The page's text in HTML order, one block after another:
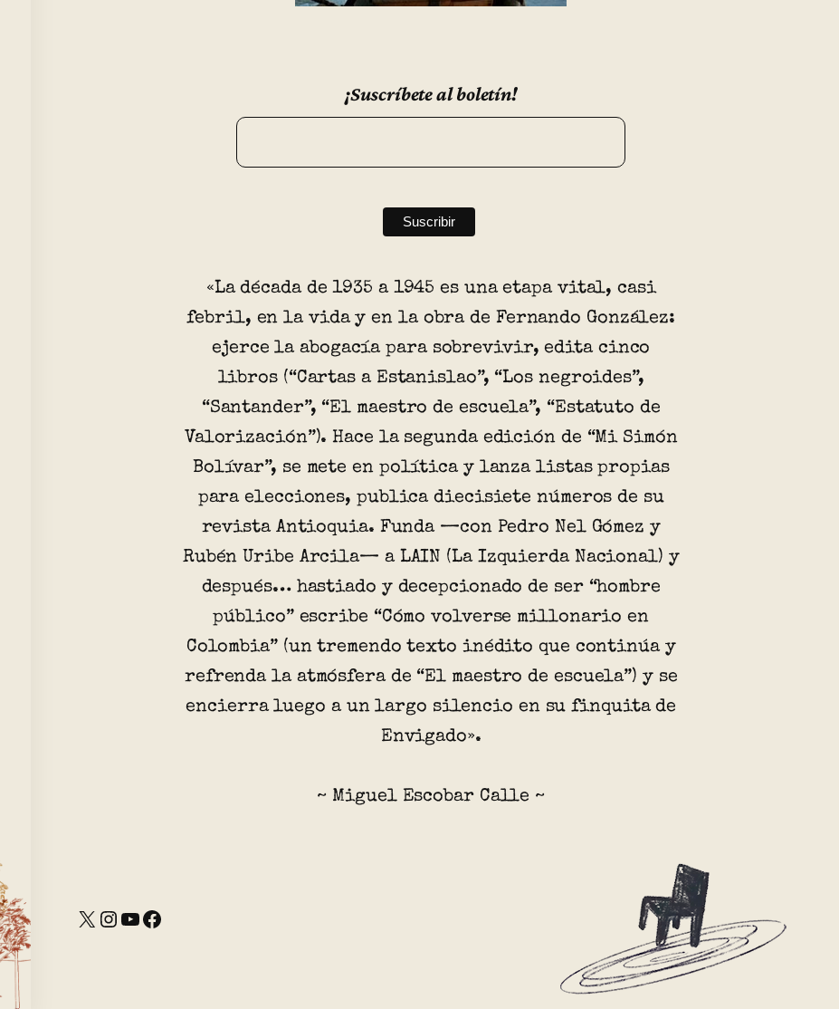
¡Suscríbete al boletín!
«La década de 1935 a 1945 es una etapa vital, casi
febril, en la vida y en la obra de Fernando González:
ejerce la abogacía para sobrevivir, edita cinco
libros (“Cartas a Estanislao”, “Los negroides”,
“Santander”, “El maestro de escuela”, “Estatuto de
Valorización”). Hace la segunda edición de “Mi Simón
Bolívar”, se mete en política y lanza listas propias
para elecciones, publica diecisiete números de su
revista Antioquia. Funda —con Pedro Nel Gómez y
Rubén Uribe Arcila— a LAIN (La Izquierda Nacional) y
después… hastiado y decepcionado de ser “hombre
público” escribe “Cómo volverse millonario en
Colombia” (un tremendo texto inédito que continúa y
refrenda la atmósfera de “El maestro de escuela”) y se
encierra luego a un largo silencio en su finquita de
Envigado».
~ Miguel Escobar Calle ~
X Instagram YouTube Facebook